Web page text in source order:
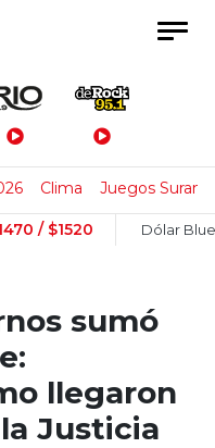
Clima Juegos
/ $1520 Dólar Blue:
sumó
llegaron
Justicia